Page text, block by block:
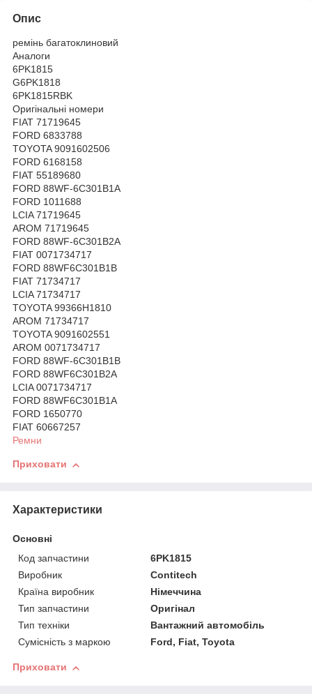
Опис
ремінь багатоклиновий
Аналоги
6PK1815
G6PK1818
6PK1815RBK
Оригінальні номери
FIAT 71719645
FORD 6833788
TOYOTA 9091602506
FORD 6168158
FIAT 55189680
FORD 88WF-6C301B1A
FORD 1011688
LCIA 71719645
AROM 71719645
FORD 88WF-6C301B2A
FIAT 0071734717
FORD 88WF6C301B1B
FIAT 71734717
LCIA 71734717
TOYOTA 99366H1810
AROM 71734717
TOYOTA 9091602551
AROM 0071734717
FORD 88WF-6C301B1B
FORD 88WF6C301B2A
LCIA 0071734717
FORD 88WF6C301B1A
FORD 1650770
FIAT 60667257
Ремни
Приховати
Характеристики
Основні
Код запчастини
6PK1815
Виробник
Contitech
Країна виробник
Німеччина
Тип запчастини
Оригінал
Тип техніки
Вантажний автомобіль
Сумісність з маркою
Ford, Fiat, Toyota
Приховати